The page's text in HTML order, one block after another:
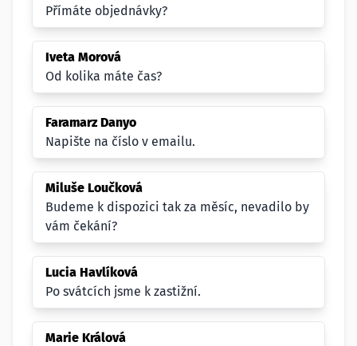
Přímáte objednávky?
Iveta Morová
Od kolika máte čas?
Faramarz Danyo
Napište na číslo v emailu.
Miluše Loučková
Budeme k dispozici tak za měsíc, nevadilo by
vám čekání?
Lucia Havlíková
Po svátcích jsme k zastižní.
Marie Králová